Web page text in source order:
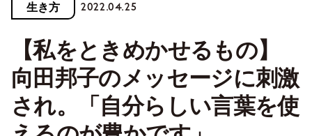
生き方 2022.04.25
【私をときめかせるもの】
向田邦子のメッセージに刺激
され。「自分らしい言葉を使